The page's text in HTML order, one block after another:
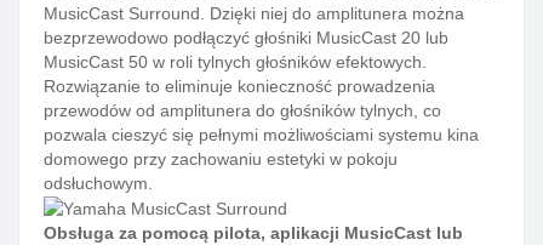
MusicCast Surround. Dzięki niej do amplitunera można
bezprzewodowo podłączyć głośniki MusicCast 20 lub
MusicCast 50 w roli tylnych głośników efektowych.
Rozwiązanie to eliminuje konieczność prowadzenia
przewodów od amplitunera do głośników tylnych, co
pozwala cieszyć się pełnymi możliwościami systemu kina
domowego przy zachowaniu estetyki w pokoju
odsłuchowym.
Obsługa za pomocą pilota, aplikacji MusicCast lub